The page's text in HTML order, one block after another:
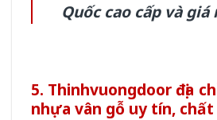
Quốc cao cấp và giá
5. Thinhvuongdoor địa
nhựa vân gỗ uy tín,